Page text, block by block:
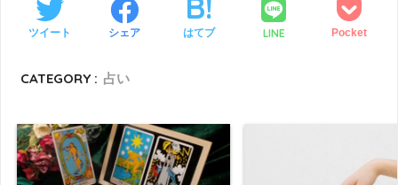
ツイート シェア はてブ LINE Pocket
CATEGORY : 占い